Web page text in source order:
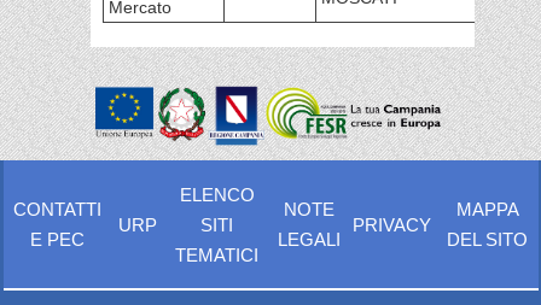
Mercato
CONTATTI
E PEC
URP
ELENCO
SITI
TEMATICI
NOTE
LEGALI
PRIVACY
MAPPA
DEL SITO